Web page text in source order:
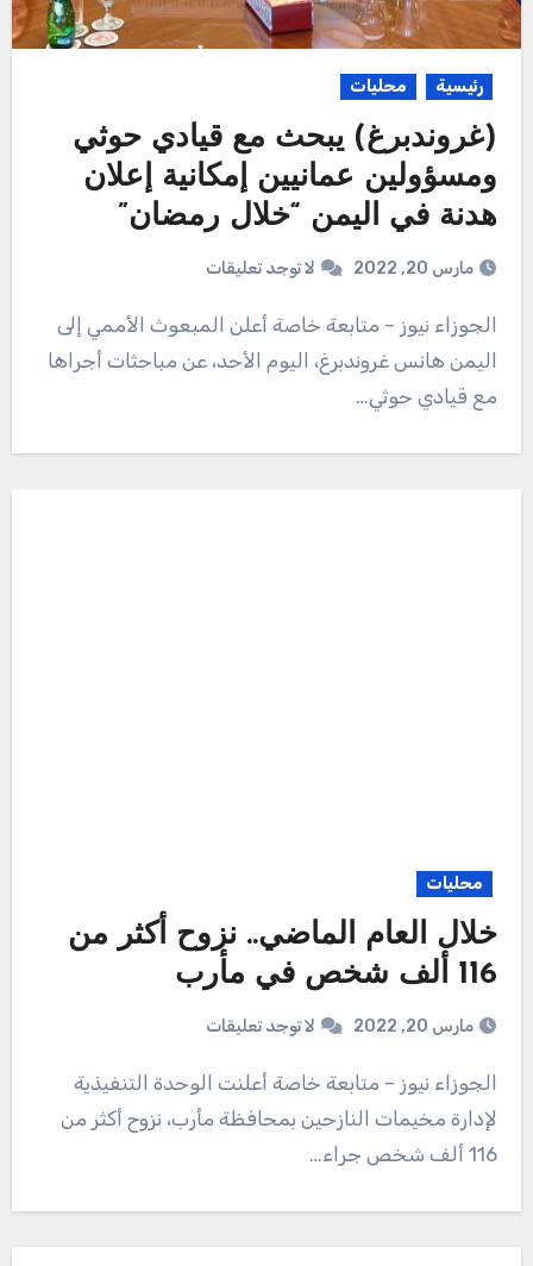
رئيسية محليات
(غروندبرغ) يبحث مع قيادي حوثي
ومسؤولين عمانيين إمكانية إعلان
هدنة في اليمن “خلال رمضان”
مارس 20, 2022 لا توجد تعليقات
الجوزاء نيوز – متابعة خاصة أعلن المبعوث الأممي إلى
اليمن هانس غروندبرغ، اليوم الأحد، عن مباحثات أجراها
مع قيادي حوثي…
محليات
خلال العام الماضي.. نزوح أكثر من
116 ألف شخص في مأرب
مارس 20, 2022 لا توجد تعليقات
الجوزاء نيوز – متابعة خاصة أعلنت الوحدة التنفيذية
لإدارة مخيمات النازحين بمحافظة مأرب، نزوح أكثر من
116 ألف شخص جراء…